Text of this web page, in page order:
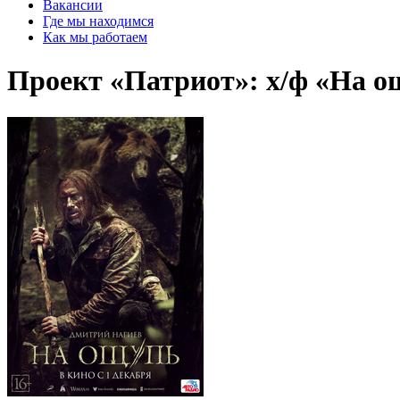
Вакансии
Где мы находимся
Как мы работаем
Проект «Патриот»: х/ф «На